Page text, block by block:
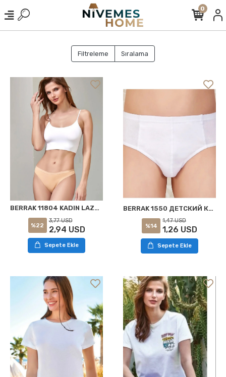
0
Filtreleme Sıralama
BERRAK 11804 KADIN LAZER KESİM KÜLOT TEN M
%22
3,77 USD
2,94 USD
Sepete Ekle
BERRAK 1550 ДЕТСКИЙ КОМБИНЕЗОН БЕЛЫЙ № 8 (11-12 ЛЕТ)
%14
1,47 USD
1,26 USD
Sepete Ekle